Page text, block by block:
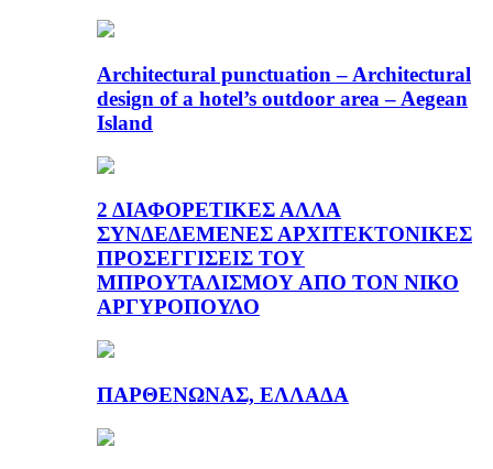
Architectural punctuation – Architectural
design of a hotel’s outdoor area – Aegean
Island
2 ΔΙΑΦΟΡΕΤΙΚΕΣ ΑΛΛΑ
ΣΥΝΔΕΔΕΜΕΝΕΣ ΑΡΧΙΤΕΚΤΟΝΙΚΕΣ
ΠΡΟΣΕΓΓΙΣΕΙΣ ΤΟΥ
ΜΠΡΟΥΤΑΛΙΣΜΟΥ ΑΠΟ ΤΟΝ ΝΙΚΟ
ΑΡΓΥΡΟΠΟΥΛΟ
ΠΑΡΘΕΝΩΝΑΣ, ΕΛΛΑΔΑ